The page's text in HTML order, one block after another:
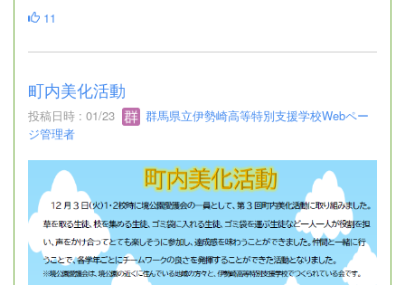
11
町内美化活動
投稿日時 : 01/23
群馬県立伊勢崎高等特別支援学校Webペー
ジ管理者